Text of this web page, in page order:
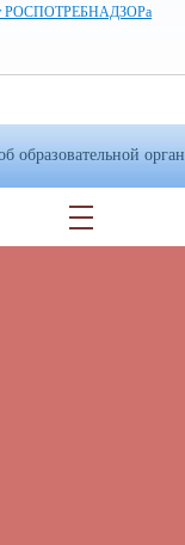
РОСПОТРЕБНАДЗОРа
образовательной